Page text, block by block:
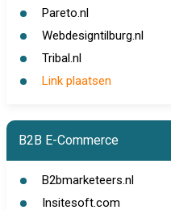
Pareto.nl
Webdesigntilburg.nl
Tribal.nl
Link plaatsen
B2B E-Commerce
B2bmarketeers.nl
Insitesoft.com